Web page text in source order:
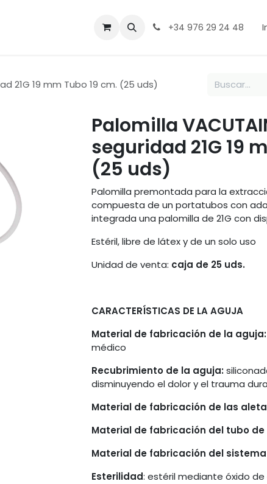
+34 976 29 24 48
21G 19 mm Tubo 19 cm. (25 uds)
Palomilla
seguridad 21G 19
(25 uds)
Palomilla premontada para la
compuesta de un portatubos con
integrada una palomilla de 21G con
Estéril, libre de látex y de un solo uso
Unidad de venta: caja de 25 uds.
CARACTERÍSTICAS DE LA AGUJA
Material de fabricación de la aguja:
médico
Recubrimiento de la aguja:
disminuyendo el dolor y el trauma
Material de fabricación de las
Material de fabricación del tubo de
Material de fabricación del
Esterilidad: estéril mediante óxido